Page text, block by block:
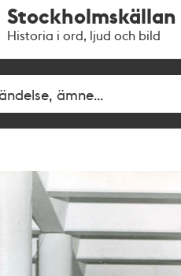
Stockholmskällan
Historia i ord, ljud och bild